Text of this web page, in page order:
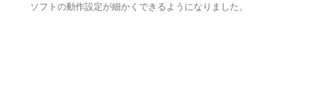
ソフトの動作設定が細かくできるようになりました。